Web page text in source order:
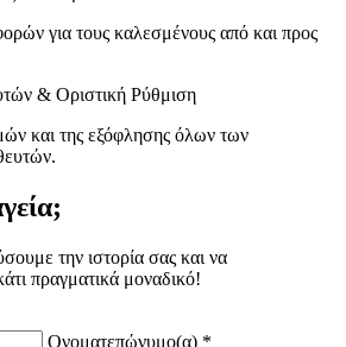
για τους καλεσμένους από και προς
& Οριστική Ρύθμιση
και της εξόφλησης όλων των
την ιστορία σας και να
πραγματικά μοναδικό!
Ονοματεπώνυμο(α) *